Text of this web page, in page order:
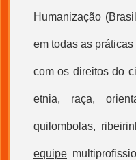
Humanização
em todas as
com os direitos do
etnia, raça,
quilombolas,
equipe